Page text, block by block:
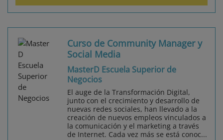
Curso de Community Manager y
Social Media
MasterD Escuela Superior de
Negocios
El auge de la Transformación Digital,
junto con el crecimiento y desarrollo de
nuevas redes sociales, han llevado a la
creación de nuevos empleos vinculados a
la comunicación y el marketing a través
de Internet. Cada vez más se está conoc...